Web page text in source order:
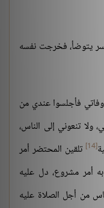
يتوضأ، فخرجت نفسه
فأجلسوا عندي من
ولا تنعوني إلى الناس،
[14]
تلقين المحتضر أمر
أمر مشروع، دل عليه
من أجل الصلاة عليه